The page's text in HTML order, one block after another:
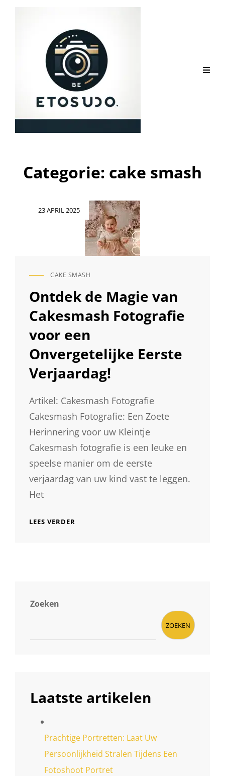
Categorie: cake smash
23 APRIL 2025
CAT
CAKE SMASH
Ontdek de Magie van
Cakesmash Fotografie
voor een
Onvergetelijke Eerste
Verjaardag!
Artikel: Cakesmash Fotografie
Cakesmash Fotografie: Een Zoete
Herinnering voor uw Kleintje
Cakesmash fotografie is een leuke en
speelse manier om de eerste
verjaardag van uw kind vast te leggen.
Het
LEES VERDER
Zoeken
ZOEKEN
Laatste artikelen
Prachtige Portretten: Laat Uw
Persoonlijkheid Stralen Tijdens Een
Fotoshoot Portret